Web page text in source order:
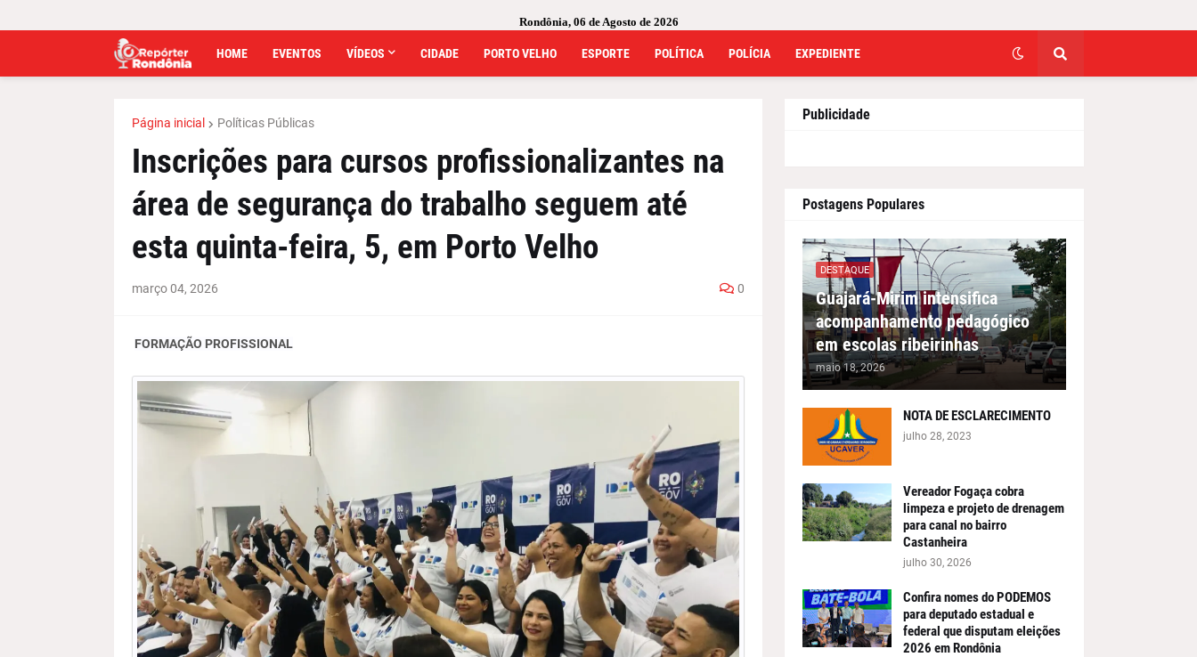
Rondônia, 06 de Agosto de 2026
HOME EVENTOS VÍDEOS CIDADE PORTO VELHO ESPORTE POLÍTICA POLÍCIA EXPEDIENTE
Página inicial Políticas Públicas
Inscrições para cursos profissionalizantes na
área de segurança do trabalho seguem até
esta quinta-feira, 5, em Porto Velho
março 04, 2026 0
FORMAÇÃO PROFISSIONAL
Publicidade
Postagens Populares
DESTAQUE
Guajará-Mirim intensifica
acompanhamento pedagógico
em escolas ribeirinhas
maio 18, 2026
NOTA DE ESCLARECIMENTO
julho 28, 2023
Vereador Fogaça cobra
limpeza e projeto de drenagem
para canal no bairro
Castanheira
julho 30, 2026
Confira nomes do PODEMOS
para deputado estadual e
federal que disputam eleições
2026 em Rondônia